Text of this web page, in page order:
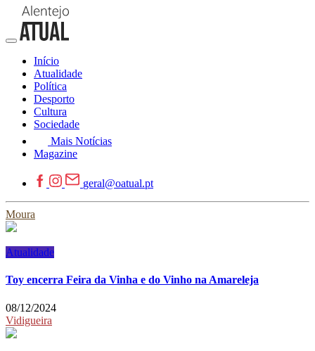
Início
Atualidade
Política
Desporto
Cultura
Sociedade
Mais Notícias
Magazine
geral@oatual.pt
Moura
Atualidade
Toy encerra Feira da Vinha e do Vinho na Amareleja
08/12/2024
Vidigueira